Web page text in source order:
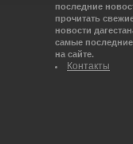
последние
прочитать
новости
самые
на сайте.
Контакты